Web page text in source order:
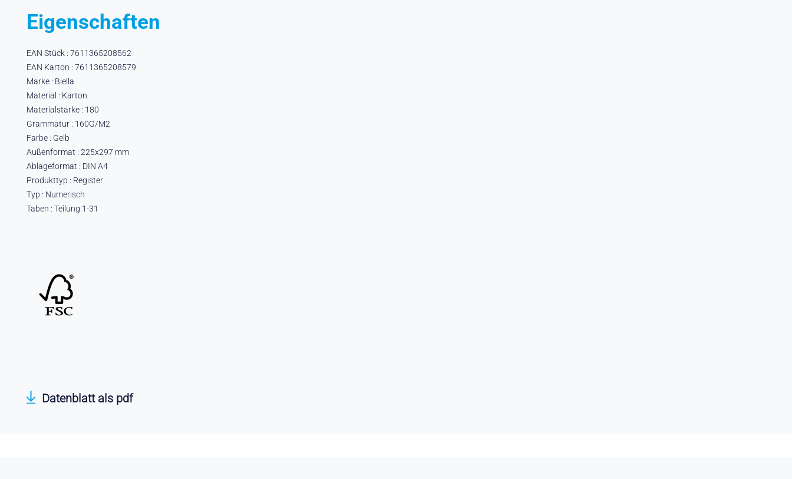
Eigenschaften
EAN Stück : 7611365208562
EAN Karton : 7611365208579
Marke : Biella
Material : Karton
Materialstärke : 180
Grammatur : 160G/M2
Farbe : Gelb
Außenformat : 225x297 mm
Ablageformat : DIN A4
Produkttyp : Register
Typ : Numerisch
Taben : Teilung 1-31
Datenblatt als pdf